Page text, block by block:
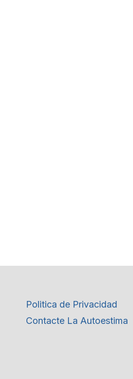
Politica de Privacidad
Contacte La Autoestima